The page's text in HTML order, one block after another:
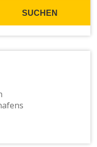
SUCHEN